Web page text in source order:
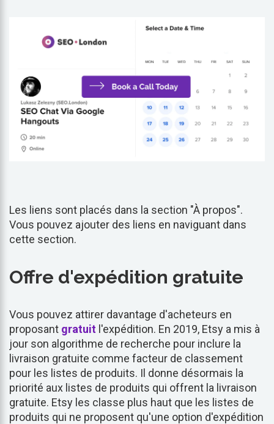
Les liens sont placés dans la section "À propos".
Vous pouvez ajouter des liens en naviguant dans
cette section.
Offre d'expédition gratuite
Vous pouvez attirer davantage d'acheteurs en
proposant gratuit l'expédition. En 2019, Etsy a mis à
jour son algorithme de recherche pour inclure la
livraison gratuite comme facteur de classement
pour les listes de produits. Il donne désormais la
priorité aux listes de produits qui offrent la livraison
gratuite. Etsy les classe plus haut que les listes de
produits qui ne proposent qu'une option d'expédition